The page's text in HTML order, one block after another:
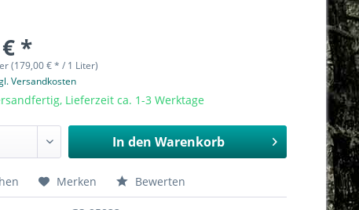
*
(179,00 € * / 1 Liter)
Versandkosten
Lieferzeit ca. 1-3 Werktage
In den Warenkorb
Merken Bewerten